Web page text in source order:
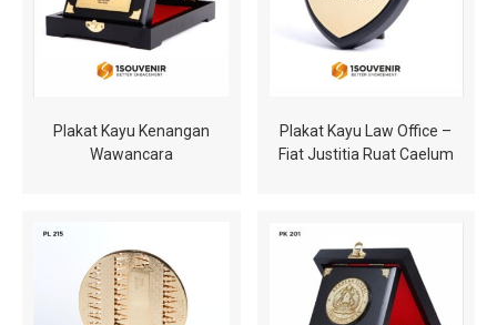
Plakat Kayu Kenangan
Wawancara
Plakat Kayu Law Office –
Fiat Justitia Ruat Caelum